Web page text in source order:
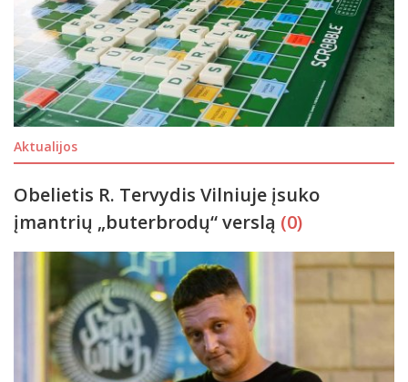
Aktualijos
Obelietis R. Tervydis Vilniuje įsuko
įmantrių „buterbrodų“ verslą (0)